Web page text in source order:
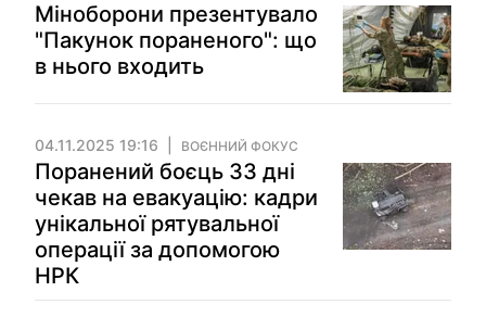
Міноборони презентувало
"Пакунок пораненого": що
в нього входить
04.11.2025 19:16 ВОЄННИЙ ФОКУС
Поранений боєць 33 дні
чекав на евакуацію: кадри
унікальної рятувальної
операції за допомогою
НРК